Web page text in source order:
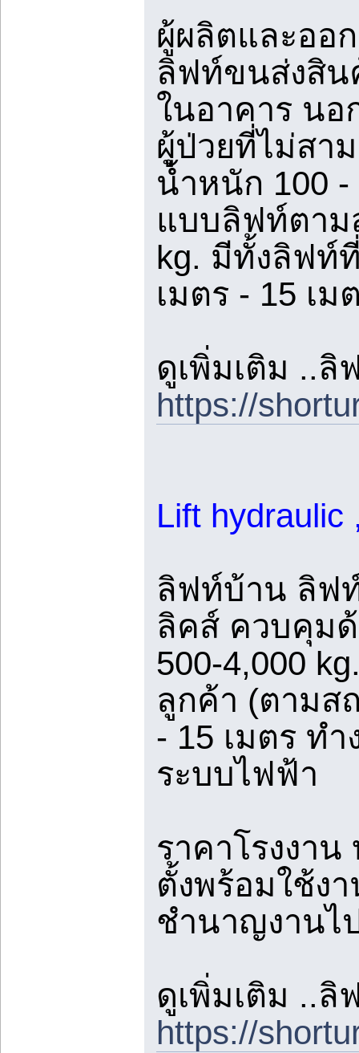
ผู้ผลิตและออ
ลิฟท์ขนส่งสิน
ในอาคาร น
ผู้ป่วยที่ไม่สา
น้ำหนัก 100
แบบลิฟท์ตาม
kg. มีทั้งลิฟท์
เมตร - 15 เม
ดูเพิ่มเติม ..
https://
Lift
ลิฟท์บ้าน ลิฟ
ลิคส์ ควบคุม
500-4,000
ลูกค้า (ตามส
- 15 เมตร ท
ระบบไฟฟ้า
ราคาโรงงา
ตั้งพร้อมใช้ง
ชำนาญงานไ
ดูเพิ่มเติม ..
https://